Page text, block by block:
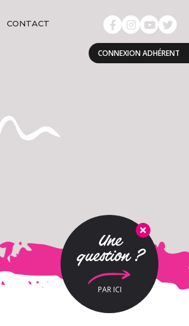
CONTACT
CONNEXION ADHÉRENT
Une
question ?
PAR ICI